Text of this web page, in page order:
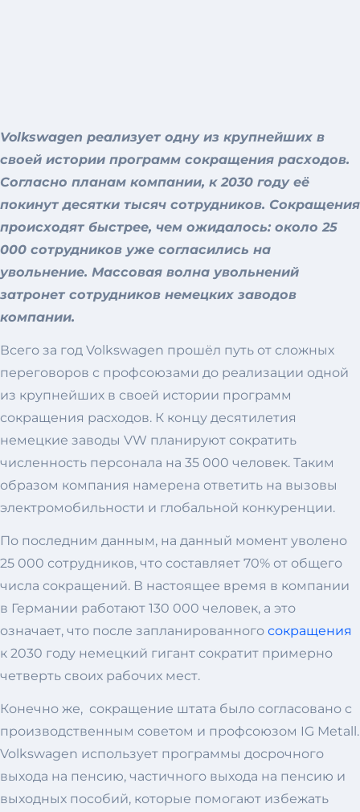
Volkswagen реализует одну из крупнейших в
своей истории программ сокращения расходов.
Согласно планам компании, к 2030 году её
покинут десятки тысяч сотрудников. Сокращения
происходят быстрее, чем ожидалось: около 25
000 сотрудников уже согласились на
увольнение. Массовая волна увольнений
затронет сотрудников немецких заводов
компании.
Всего за год Volkswagen прошёл путь от сложных
переговоров с профсоюзами до реализации одной
из крупнейших в своей истории программ
сокращения расходов. К концу десятилетия
немецкие заводы VW планируют сократить
численность персонала на 35 000 человек. Таким
образом компания намерена ответить на вызовы
электромобильности и глобальной конкуренции.
По последним данным, на данный момент уволено
25 000 сотрудников, что составляет 70% от общего
числа сокращений. В настоящее время в компании
в Германии работают 130 000 человек, а это
означает, что после запланированного сокращения
к 2030 году немецкий гигант сократит примерно
четверть своих рабочих мест.
Конечно же, сокращение штата было согласовано с
производственным советом и профсоюзом IG Metall.
Volkswagen использует программы досрочного
выхода на пенсию, частичного выхода на пенсию и
выходных пособий, которые помогают избежать